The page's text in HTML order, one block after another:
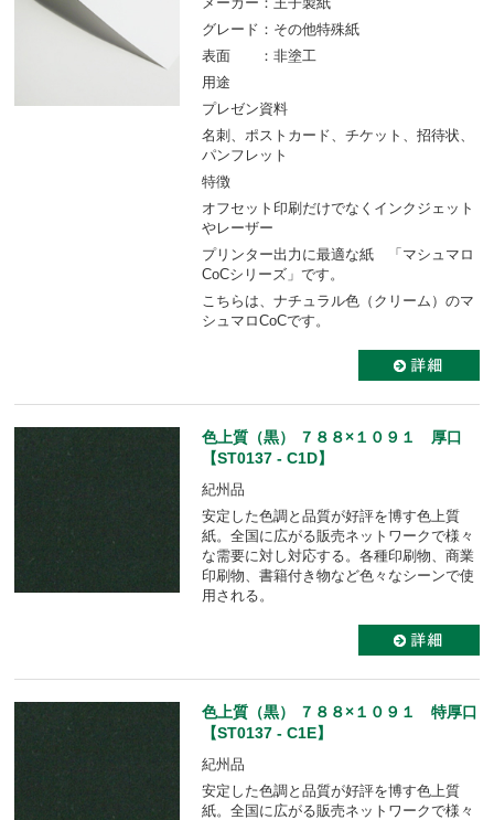
グレード：その他特殊紙
表面 ：非塗工
用途
プレゼン資料
名刺、ポストカード、チケット、招待状、
パンフレット
特徴
オフセット印刷だけでなくインクジェット
やレーザー
プリンター出力に最適な紙 「マシュマロ
CoCシリーズ」です。
こちらは、ナチュラル色（クリーム）のマ
シュマロCoCです。
色上質（黒） ７８８×１０９１ 厚口
【ST0137 - C1D】
紀州品
安定した色調と品質が好評を博す色上質
紙。全国に広がる販売ネットワークで様々
な需要に対し対応する。各種印刷物、商業
印刷物、書籍付き物など色々なシーンで使
用される。
色上質（黒） ７８８×１０９１ 特厚口
【ST0137 - C1E】
紀州品
安定した色調と品質が好評を博す色上質
紙。全国に広がる販売ネットワークで様々